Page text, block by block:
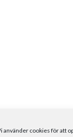
använder cookies för att